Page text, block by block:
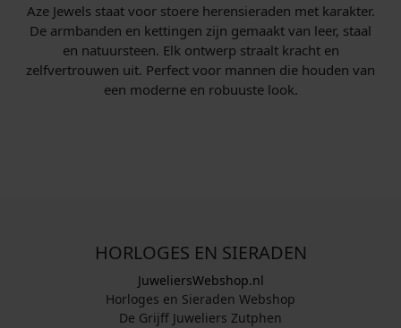
Aze Jewels staat voor stoere heren­sieraden met karakter.
De armbanden en kettingen zijn gemaakt van leer, staal
en natuursteen. Elk ontwerp straalt kracht en
zelfvertrouwen uit. Perfect voor mannen die houden van
een moderne en robuuste look.
HORLOGES EN SIERADEN
JuweliersWebshop.nl
Horloges en Sieraden Webshop
De Grijff Juweliers Zutphen